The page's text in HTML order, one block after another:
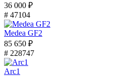
36 000 ₽
# 47104
Medea GF2
85 650 ₽
# 228747
Arc1